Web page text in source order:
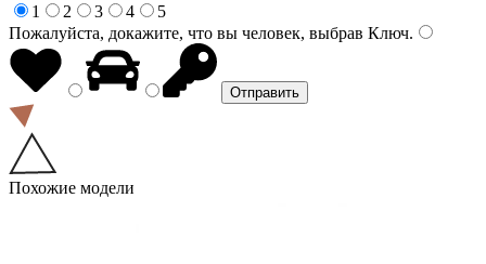
1
2 3 4
5
Пожалуйста, докажите, что вы человек, выбрав Ключ.
Похожие модели